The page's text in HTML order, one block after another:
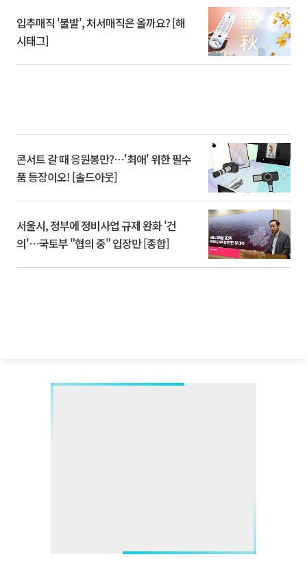
입추매직 '불발', 처서매직은 올까요? [해
시태그]
콘서트 갈 때 응원봉만?⋯'최애' 위한 필수
품 등장이오! [솔드아웃]
서울시, 정부에 정비사업 규제 완화 '건
의'⋯국토부 "협의 중" 입장만 [종합]